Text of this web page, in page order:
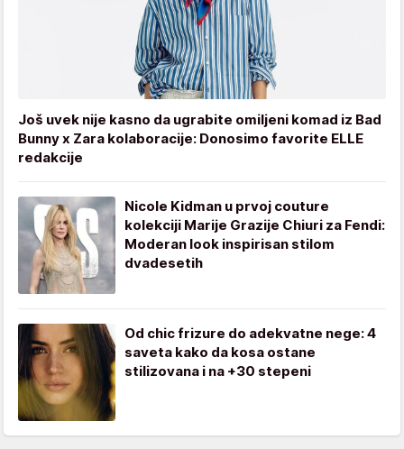
Još uvek nije kasno da ugrabite omiljeni komad iz Bad
Bunny x Zara kolaboracije: Donosimo favorite ELLE
redakcije
Nicole Kidman u prvoj couture
kolekciji Marije Grazije Chiuri za Fendi:
Moderan look inspirisan stilom
dvadesetih
Od chic frizure do adekvatne nege: 4
saveta kako da kosa ostane
stilizovana i na +30 stepeni